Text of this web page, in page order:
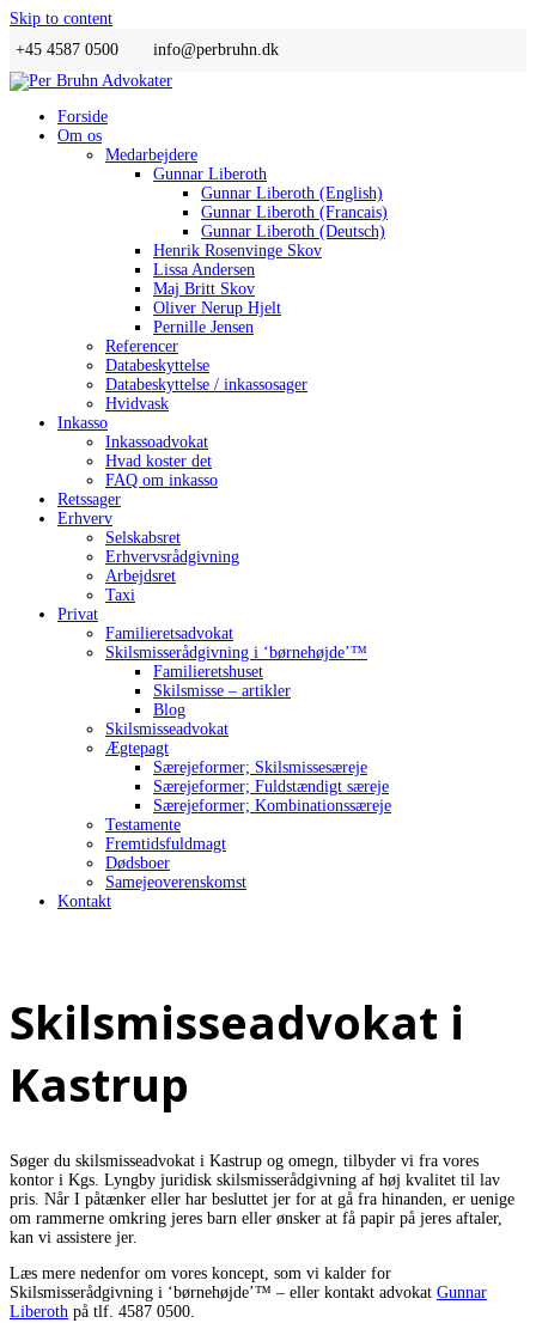
Skip to content
+45 4587 0500
info@perbruhn.dk
Forside
Om os
Medarbejdere
Gunnar Liberoth
Gunnar Liberoth (English)
Gunnar Liberoth (Francais)
Gunnar Liberoth (Deutsch)
Henrik Rosenvinge Skov
Lissa Andersen
Maj Britt Skov
Oliver Nerup Hjelt
Pernille Jensen
Referencer
Databeskyttelse
Databeskyttelse / inkassosager
Hvidvask
Inkasso
Inkassoadvokat
Hvad koster det
FAQ om inkasso
Retssager
Erhverv
Selskabsret
Erhvervsrådgivning
Arbejdsret
Taxi
Privat
Familieretsadvokat
Skilsmisserådgivning i ‘børnehøjde’™
Familieretshuset
Skilsmisse – artikler
Blog
Skilsmisseadvokat
Ægtepagt
Særejeformer; Skilsmissesæreje
Særejeformer; Fuldstændigt særeje
Særejeformer; Kombinationssæreje
Testamente
Fremtidsfuldmagt
Dødsboer
Samejeoverenskomst
Kontakt
Skilsmisseadvokat i
Kastrup
Søger du skilsmisseadvokat i Kastrup og omegn, tilbyder vi fra vores
kontor i Kgs. Lyngby juridisk skilsmisserådgivning af høj kvalitet til lav
pris. Når I påtænker eller har besluttet jer for at gå fra hinanden, er uenige
om rammerne omkring jeres barn eller ønsker at få papir på jeres aftaler,
kan vi assistere jer.
Læs mere nedenfor om vores koncept, som vi kalder for
Skilsmisserådgivning i ‘børnehøjde’™ – eller kontakt advokat Gunnar
Liberoth på tlf. 4587 0500.